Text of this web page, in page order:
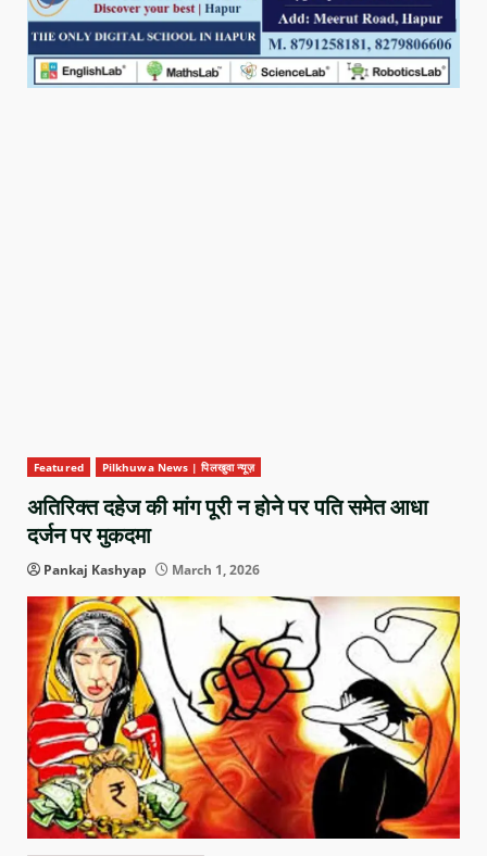
Featured Pilkhuwa News | पिलखुवा न्यूज़
अतिरिक्त दहेज की मांग पूरी न होने पर पति समेत आधा
दर्जन पर मुकदमा
Pankaj Kashyap March 1, 2026